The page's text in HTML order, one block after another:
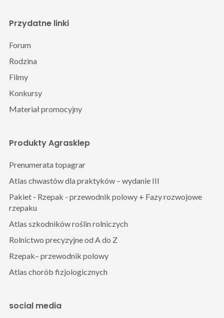
Produkty Agrasklep
Prenumerata topagrar
Atlas chwastów dla praktyków – wydanie III
Pakiet - Rzepak - przewodnik polowy + Fazy rozwojowe
rzepaku
Atlas szkodników roślin rolniczych
Rolnictwo precyzyjne od A do Z
Rzepak– przewodnik polowy
Atlas chorób fizjologicznych
Przydatne linki
Forum
Rodzina
Filmy
Konkursy
Materiał promocyjny
social media